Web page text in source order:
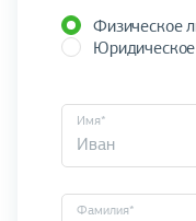
Физическое
Имя*
Фамилия*